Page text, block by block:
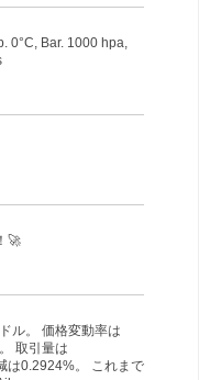
0°C, Bar. 1000 hpa,
🚀
ル。 価格変動率は
取引量は
は0.2924%。 これまで